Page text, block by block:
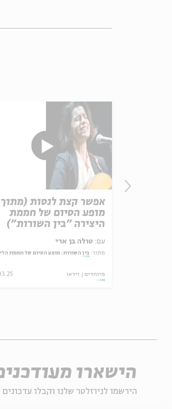
אפשר קצת לנסות (מתוך
מופע הסיום של חממת
היצירה "בין השורות")
עם: טולה בן ארי
מתוך: בין השורות: מופע הסיום של חממת הלימוד והיצירה בעין
מיוחדים וידאו
הישארו
הירשמו לניוזלטר שלנו וקבלו עדכונים